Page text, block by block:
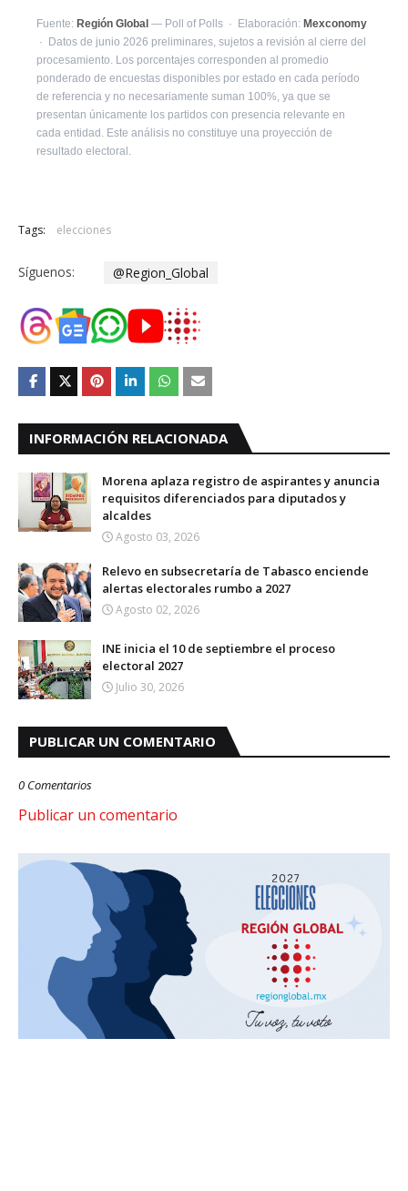
Fuente: Región Global — Poll of Polls · Elaboración: Mexconomy
· Datos de junio 2026 preliminares, sujetos a revisión al cierre del
procesamiento. Los porcentajes corresponden al promedio
ponderado de encuestas disponibles por estado en cada período
de referencia y no necesariamente suman 100%, ya que se
presentan únicamente los partidos con presencia relevante en
cada entidad. Este análisis no constituye una proyección de
resultado electoral.
Tags: elecciones
Síguenos: @Region_Global
INFORMACIÓN RELACIONADA
Morena aplaza registro de aspirantes y anuncia
requisitos diferenciados para diputados y
alcaldes
Agosto 03, 2026
Relevo en subsecretaría de Tabasco enciende
alertas electorales rumbo a 2027
Agosto 02, 2026
INE inicia el 10 de septiembre el proceso
electoral 2027
Julio 30, 2026
PUBLICAR UN COMENTARIO
0 Comentarios
Publicar un comentario